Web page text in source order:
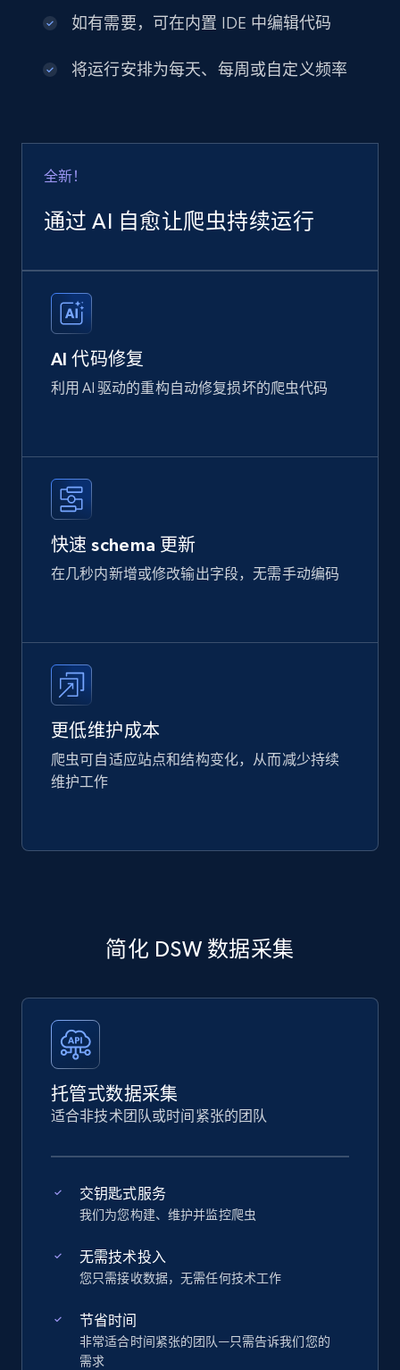
如有需要，可在内置 IDE 中编辑代码
将运行安排为每天、每周或自定义频率
全新！
通过 AI 自愈让爬虫持续运行
AI 代码修复
利用 AI 驱动的重构自动修复损坏的爬虫代码
快速 schema 更新
在几秒内新增或修改输出字段，无需手动编码
更低维护成本
爬虫可自适应站点和结构变化，从而减少持续
维护工作
简化 DSW 数据采集
托管式数据采集
适合非技术团队或时间紧张的团队
交钥匙式服务
我们为您构建、维护并监控爬虫
无需技术投入
您只需接收数据，无需任何技术工作
节省时间
非常适合时间紧张的团队—只需告诉我们您的
需求